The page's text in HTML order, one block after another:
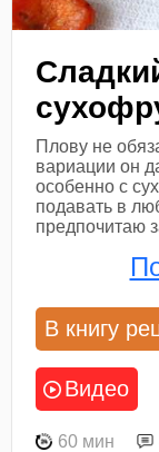
Плову не
вариации он
особенно с
подавать в
предпочитаю
В книгу
Видео
60 мин